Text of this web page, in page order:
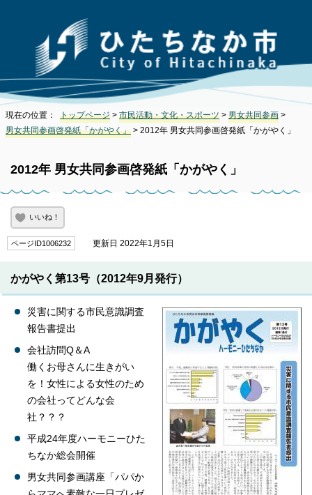
現在の位置： トップページ > 市民活動・文化・スポーツ > 男女共同参画 >
男女共同参画啓発紙「かがやく」 > 2012年 男女共同参画啓発紙「かがやく」
2012年 男女共同参画啓発紙「かがやく」
いいね！
ページID1006232 更新日 2022年1月5日
かがやく第13号（2012年9月発行）
災害に関する市民意識調査
報告書提出
会社訪問Q＆A
働くお母さんに生きがい
を！女性による女性のため
の会社ってどんな会
社？？？
平成24年度ハーモニーひた
ちなか総会開催
男女共同参画講座「パパか